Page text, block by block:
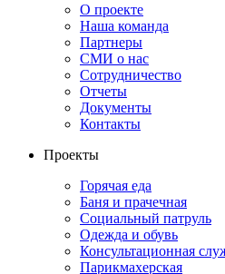
О проекте
Наша команда
Партнеры
СМИ о нас
Сотрудничество
Отчеты
Документы
Контакты
Проекты
Горячая еда
Баня и прачечная
Социальный патруль
Одежда и обувь
Консультационная
Парикмахерская